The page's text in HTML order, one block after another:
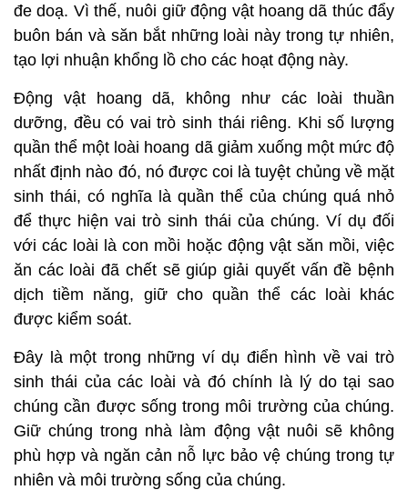
đe doạ. Vì thế, nuôi giữ động vật hoang dã thúc đẩy
buôn bán và săn bắt những loài này trong tự nhiên,
tạo lợi nhuận khổng lồ cho các hoạt động này.
Động vật hoang dã, không như các loài thuần
dưỡng, đều có vai trò sinh thái riêng. Khi số lượng
quần thể một loài hoang dã giảm xuống một mức độ
nhất định nào đó, nó được coi là tuyệt chủng về mặt
sinh thái, có nghĩa là quần thể của chúng quá nhỏ
để thực hiện vai trò sinh thái của chúng. Ví dụ đối
với các loài là con mồi hoặc động vật săn mồi, việc
ăn các loài đã chết sẽ giúp giải quyết vấn đề bệnh
dịch tiềm năng, giữ cho quần thể các loài khác
được kiểm soát.
Đây là một trong những ví dụ điển hình về vai trò
sinh thái của các loài và đó chính là lý do tại sao
chúng cần được sống trong môi trường của chúng.
Giữ chúng trong nhà làm động vật nuôi sẽ không
phù hợp và ngăn cản nỗ lực bảo vệ chúng trong tự
nhiên và môi trường sống của chúng.